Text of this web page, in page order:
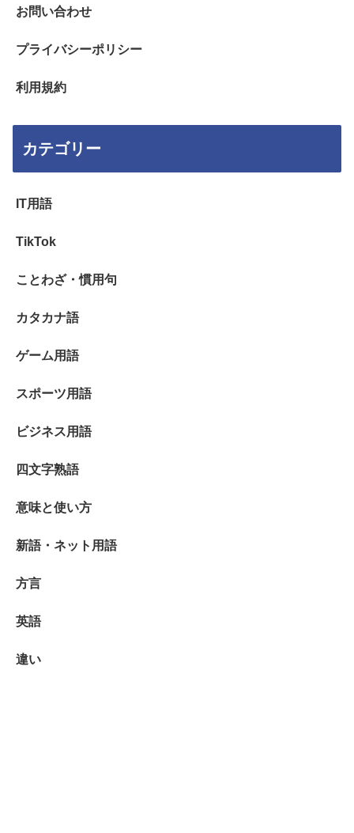
お問い合わせ
プライバシーポリシー
利用規約
カテゴリー
IT用語
TikTok
ことわざ・慣用句
カタカナ語
ゲーム用語
スポーツ用語
ビジネス用語
四文字熟語
意味と使い方
新語・ネット用語
方言
英語
違い